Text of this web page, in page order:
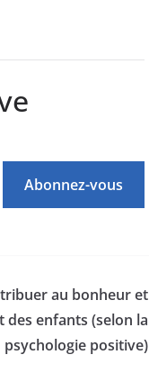
Abonnez-vous
au bonheur et
des enfants (selon la
psychologie positive)